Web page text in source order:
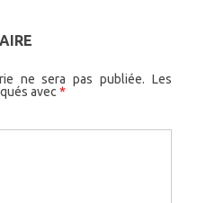
ne sera pas publiée. Les
avec *